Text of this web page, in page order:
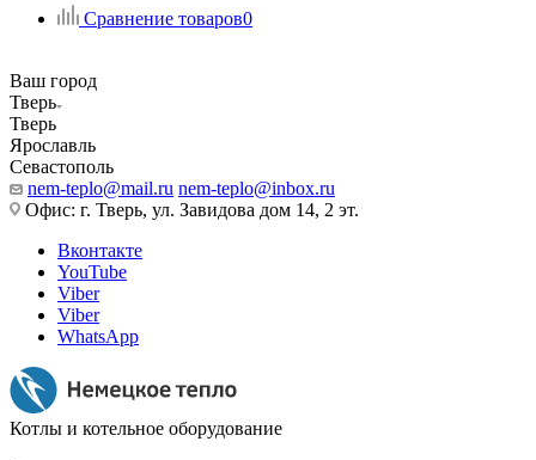
Сравнение товаров0
Ваш город
Тверь
Тверь
Ярославль
Севастополь
nem-teplo@mail.ru nem-teplo@inbox.ru
Офис: г. Тверь, ул. Завидова дом 14, 2 эт.
Вконтакте
YouTube
Viber
Viber
WhatsApp
Котлы и котельное оборудование